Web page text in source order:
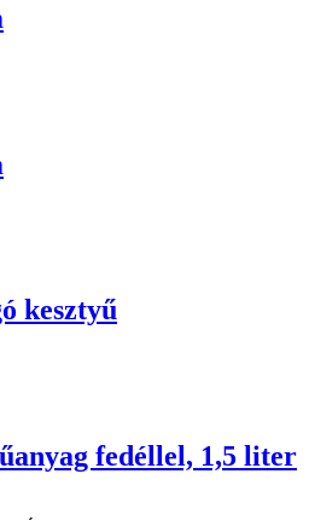
kesztyű
fedéllel, 1,5 liter